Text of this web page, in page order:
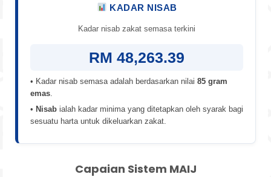
KADAR NISAB
Kadar nisab zakat semasa terkini
RM 48,263.39
• Kadar nisab semasa adalah berdasarkan nilai 85 gram
emas
• Nisab ialah kadar minima yang ditetapkan oleh syarak bagi
sesuatu harta untuk dikeluarkan zakat.
Capaian Sistem MAIJ